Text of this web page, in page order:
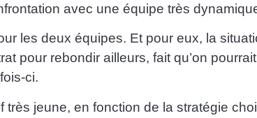
avec une équipe très
les deux équipes. Et pour eux, la
pour rebondir ailleurs, fait qu’on
ci.
jeune, en fonction de la stratégie